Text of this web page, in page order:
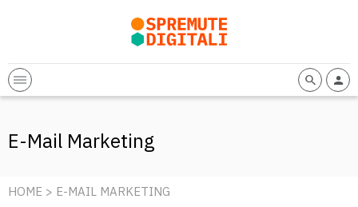
E-Mail Marketing
HOME > E-MAIL MARKETING